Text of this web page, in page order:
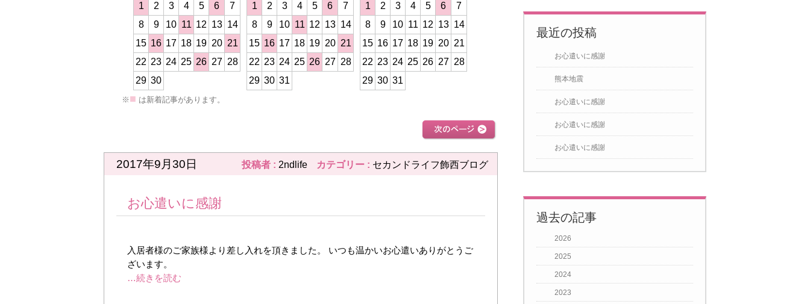
1 2 3 4 5 6
7
8
9 10 11 12 13 14
15 16 17 18 19 20 21
22 23 24 25 26 27 28
29 30
1 2 3 4 5 6
7
8
9 10 11 12 13 14
15 16 17 18 19 20 21
22 23 24 25 26 27 28
29 30 31
1 2 3 4 5 6
7
8
9 10 11 12 13 14
15 16 17 18 19 20 21
22 23 24 25 26 27 28
29 30 31
13
14
27 28
8
22 23
※ ■ は新着記事があります。
2017年9月30日 投稿者 : 2ndlife カテゴリー : セカンドライフ飾西ブログ
お心遣いに感謝
入居者様のご家族様より差し入れを頂きました。 いつも温かいお心遣いありがとうご
ざいます。
最近の投稿
お心遣いに感謝
熊本地震
お心遣いに感謝
お心遣いに感謝
お心遣いに感謝
過去の記事
2026
2025
2024
2023